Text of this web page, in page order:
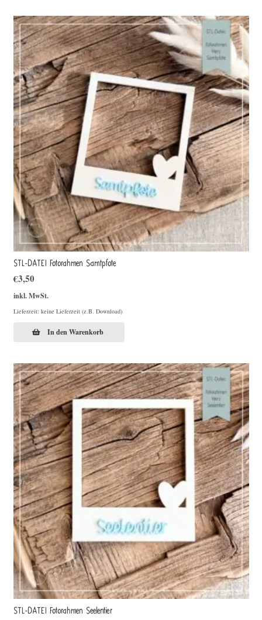
STL-DATEI Fotorahmen Samtpfote
€3,50
inkl. MwSt.
Lieferzeit: keine Lieferzeit (z.B. Download)
In den Warenkorb
STL-DATEI Fotorahmen Seelentier